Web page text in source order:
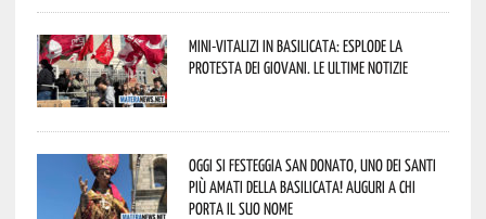
Mini-vitalizi in Basilicata: esplode la
protesta dei giovani. Le ultime notizie
Oggi si festeggia San Donato, uno dei Santi
più amati della Basilicata! Auguri a chi
porta il suo nome